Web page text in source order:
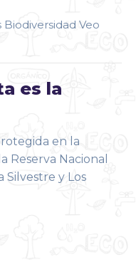
Veo
es la
en la
Reserva Nacional
Silvestre y Los